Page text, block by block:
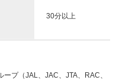
30分以上
プ（JAL、JAC、JTA、RAC、